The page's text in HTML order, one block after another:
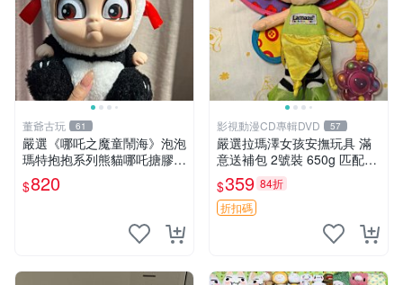
董爺古玩 61
嚴選《哪吒之魔童鬧海》泡泡
瑪特抱抱系列熊貓哪吒搪膠臉
毛絨， STATE：如圖顯示 哪
吒 毛絨公仔 泡泡瑪特
$820
影視動漫CD專輯DVD 57
嚴選拉瑪澤女孩安撫玩具 滿
意送補包 2號裝 650g 匹配嬰
幼童舒壓好伴侶 女孩專用 安
心選擇 安撫玩偶 衝包 玩具
$359 84折
折扣碼